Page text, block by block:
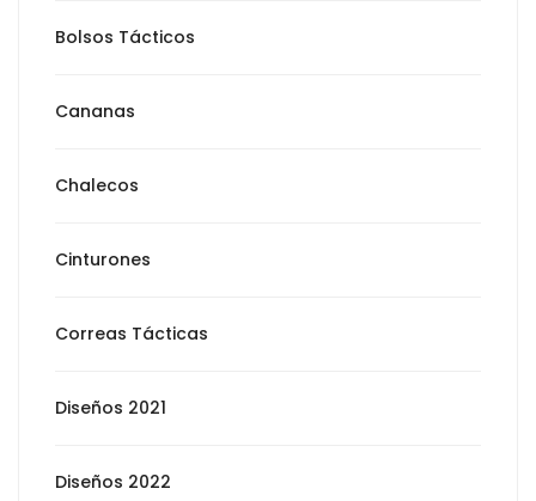
Bolsos Tácticos
Cananas
Chalecos
Cinturones
Correas Tácticas
Diseños 2021
Diseños 2022